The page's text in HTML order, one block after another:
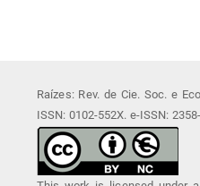
Raízes: Rev. de Cie. Soc. e
ISSN: 0102-552X. e-ISSN: